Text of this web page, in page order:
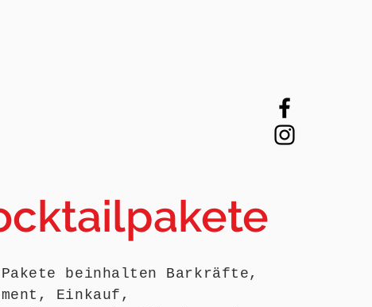
beinhalten Barkräfte,
Einkauf,